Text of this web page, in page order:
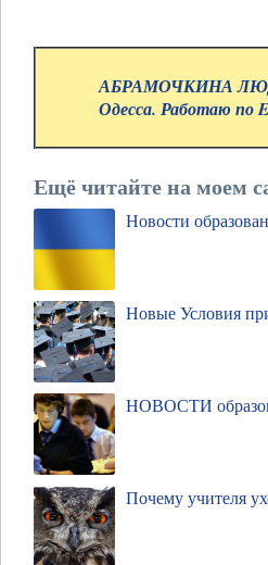
АБРАМОЧКИНА
Одесса. Работаю по
Ещё читайте на моем
Новости
Новые Условия
НОВОСТИ
Почему учителя